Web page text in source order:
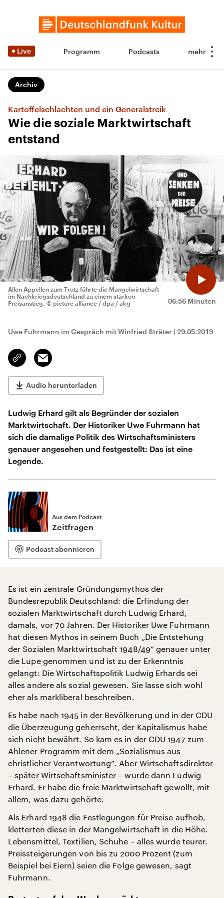
Live Programm Podcasts
Archiv
Kartoffelschlachten und ein Generalstreik
Wie die soziale Marktwirtschaft
entstand
06:56 Minuten
Allen Appellen zum Trotz führte die Mangelwirtschaft
im Nachkriegsdeutschland zu einem starken
Preisanstieg. © picture alliance / dpa / akg
Uwe Fuhrmann im Gespräch mit Winfried Sträter | 29.05.2019
Link
kopieren/teilen
Email
Audio herunterladen
Ludwig Erhard gilt als Begründer der sozialen
Marktwirtschaft. Der Historiker Uwe Fuhrmann hat
sich die damalige Politik des Wirtschaftsministers
genauer angesehen und festgestellt: Das ist eine
Legende.
Aus dem Podcast
Zeitfragen
Podcast abonnieren
Es ist ein zentrale Gründungsmythos der
Bundesrepublik Deutschland: die Erfindung der
sozialen Marktwirtschaft durch Ludwig Erhard,
damals, vor 70 Jahren. Der Historiker Uwe Fuhrmann
hat diesen Mythos in seinem Buch „Die Entstehung
der Sozialen Marktwirtschaft 1948/49“ genauer unter
die Lupe genommen und ist zu der Erkenntnis
gelangt: Die Wirtschaftspolitik Ludwig Erhards sei
alles andere als sozial gewesen. Sie lasse sich wohl
eher als markliberal beschreiben.
Es habe nach 1945 in der Bevölkerung und in der CDU
die Überzeugung geherrscht, der Kapitalismus habe
sich nicht bewährt. So kam es in der CDU 1947 zum
Ahlener Programm mit dem „Sozialismus aus
christlicher Verantwortung“. Aber Wirtschaftsdirektor
– später Wirtschaftsminister – wurde dann Ludwig
Erhard. Er habe die freie Marktwirtschaft gewollt, mit
allem, was dazu gehörte.
Als Erhard 1948 die Festlegungen für Preise aufhob,
kletterten diese in der Mangelwirtschaft in die Höhe.
Lebensmittel, Textilien, Schuhe – alles wurde teurer.
Preissteigerungen von bis zu 2000 Prozent (zum
Beispiel bei Eiern) seien die Folge gewesen, sagt
Fuhrmann.